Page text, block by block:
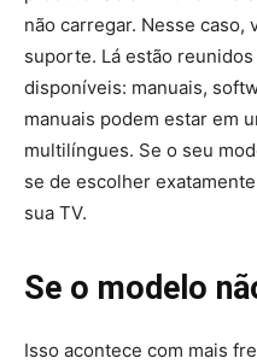
não carregar. Nesse caso,
suporte. Lá estão
disponíveis: manuais,
manuais podem estar em
multilíngues. Se o seu
se de escolher
sua TV.
Se o modelo
Isso acontece com mais